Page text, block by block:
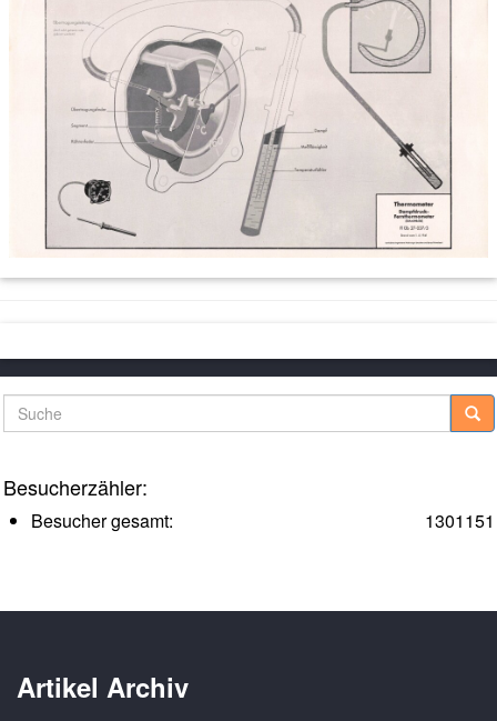
Suche
Besucherzähler:
1301151
Besucher gesamt:
Artikel Archiv